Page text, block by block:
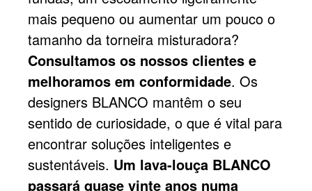
mais pequeno ou aumentar um pouco o
tamanho da torneira misturadora?
Consultamos os nossos clientes e
melhoramos em conformidade. Os
designers BLANCO mantêm o seu
sentido de curiosidade, o que é vital para
encontrar soluções inteligentes e
sustentáveis. Um lava-louça BLANCO
passará quase vinte anos numa